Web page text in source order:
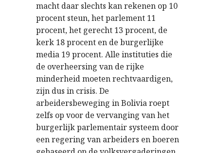
macht daar slechts kan rekenen op 10
procent steun, het parlement 11
procent, het gerecht 13 procent, de
kerk 18 procent en de burgerlijke
media 19 procent. Alle instituties die
de overheersing van de rijke
minderheid moeten rechtvaardigen,
zijn dus in crisis. De
arbeidersbeweging in Bolivia roept
zelfs op voor de vervanging van het
burgerlijk parlementair systeem door
een regering van arbeiders en boeren